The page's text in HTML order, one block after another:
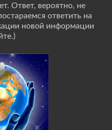
Ответ, вероятно, не
ответить на
новой информации